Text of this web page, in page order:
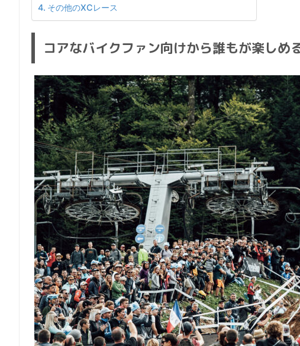
その他のXCレース
コアなバイクファン向けから誰もが楽しめ